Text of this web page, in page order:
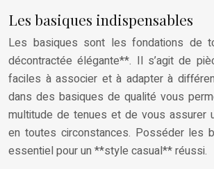
Les basiques indispensables
Les basiques sont les fondations de
décontractée élégante**. Il s’agit de
faciles à associer et à adapter à
dans des basiques de qualité vous
multitude de tenues et de vous assurer
en toutes circonstances. Posséder les
essentiel pour un **style casual** réussi.